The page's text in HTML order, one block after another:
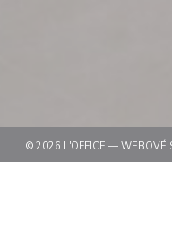
© 2026 L'OFFICE — WEBOVÉ